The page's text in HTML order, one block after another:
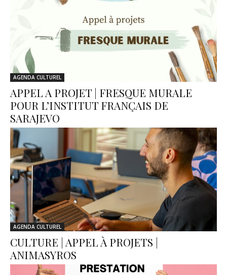
AGENDA CULTUREL
APPEL A PROJET | FRESQUE MURALE
POUR L’INSTITUT FRANÇAIS DE
SARAJEVO
AGENDA CULTUREL
CULTURE | APPEL À PROJETS |
ANIMASYROS